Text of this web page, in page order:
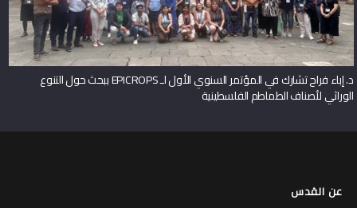
د. إباء فراح تشارك في المؤتمر السنوي الأول لـ EPICROPS ببحث حول التنوع
الوراثي لأصناف الطماطم الفلسطينية
عن القدس